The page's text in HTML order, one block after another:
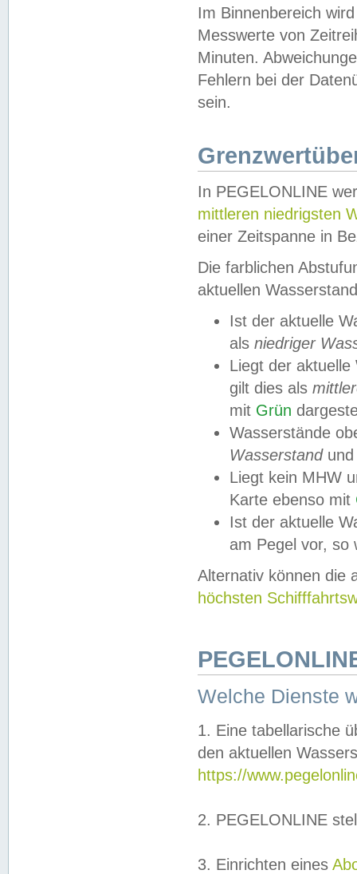
Im Binnenbereich
Messwerte von
Minuten.
Fehlern bei der
sein.
In PEGELONLINE
mittleren niedrigsten
einer Zeitspanne in
Die farblichen
aktuellen
Ist der aktuelle
als niedriger
Liegt der
gilt dies als
mit Grün
Wasserstände
Wasserstandund
Liegt kein MHW
Karte ebenso mit
Ist der aktuelle
am Pegel vor,
Alternativ können die
höchsten
Welche Dienste
1. Eine tabellarische
den aktuellen
https://
2. PEGELONLINE
3. Einrichten eines